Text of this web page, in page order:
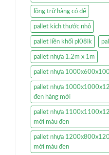
lồng trữ hàng có đế
pallet kích thước nhỏ
pallet liền khối pl08lk
pallet nhựa 1.2m x 1m
pallet nhựa
pallet nhựa
đen hàng mới
pallet nhựa
mới màu đen
pallet nhựa
mới màu đen